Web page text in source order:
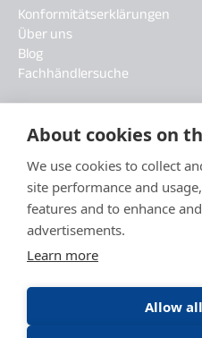
About cookies on
We use cookies to collect
site performance and
features and to enhance
advertisements.
Learn more
Allow
Konformitätserklärungen
Über uns
Blog
Fachhändlersuche